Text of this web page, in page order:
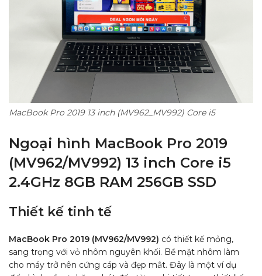
MacBook Pro 2019 13 inch (MV962_MV992) Core i5
Ngoại hình MacBook Pro 2019
(MV962/MV992) 13 inch Core i5
2.4GHz 8GB RAM 256GB SSD
Thiết kế tinh tế
MacBook Pro 2019 (MV962/MV992) có thiết kế mỏng,
sang trọng với vỏ nhôm nguyên khối. Bề mặt nhôm làm
cho máy trở nên cứng cáp và đẹp mắt. Đây là một ví dụ